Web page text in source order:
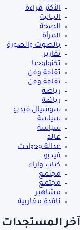
الأكثر قراءة
الجالية
الصحة
المرأة
بالصوت والصورة
تقارير
تكنولوجيا
ثقافة وفن
ثقافة وفن
رياضة
رياضة
سوشيال فيديو
سياسة
سياسة
عالم
عدالة وحوادث
فيديو
كتاب وآراء
مجتمع
مجتمع
مشاهير
نافذة مغاربية
آخر المستجدات